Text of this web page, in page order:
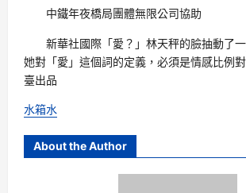
中鐵年夜橋局團體無限公司協助
新華社國際「愛？」林天秤的臉抽動了一
她對「愛」這個詞的定義，必須是情感比例
臺出品
水箱水
About the Author